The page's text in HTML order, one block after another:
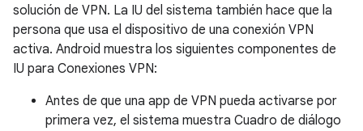
solución de VPN. La IU del sistema también hace que la
persona que usa el dispositivo de una conexión VPN
activa. Android muestra los siguientes componentes de
IU para Conexiones VPN:
Antes de que una app de VPN pueda activarse por
primera vez, el sistema muestra Cuadro de diálogo